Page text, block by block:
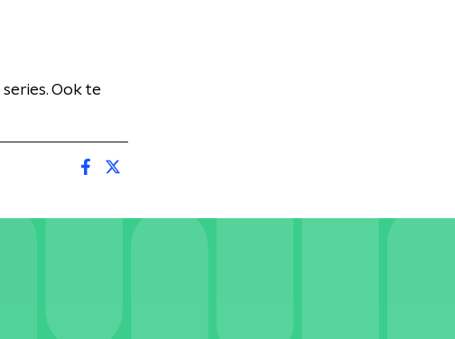
Ook te